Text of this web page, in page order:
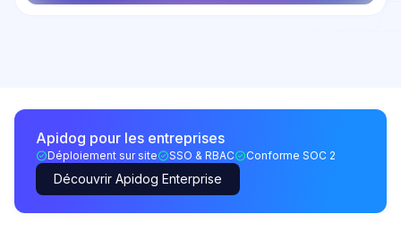
Apidog pour les entreprises
Déploiement sur site SSO & RBAC Conforme SOC 2
Découvrir Apidog Enterprise